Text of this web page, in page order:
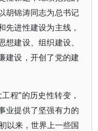
胡锦涛同志为总书记
先进性建设为主线，
建设、组织建设、
建设，开创了党的建
程”的历史性转变，
业提供了坚强有力的
以来，世界上一些国